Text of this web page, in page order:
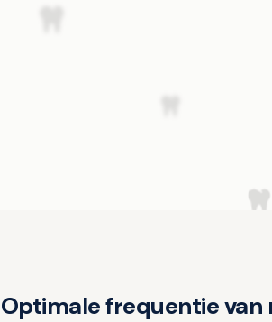
Optimale frequentie van